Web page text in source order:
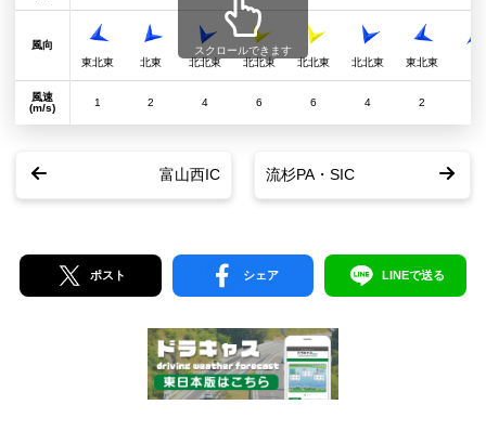
風向
東北東
北東 北北東 北北東 北北東 北北東 東北東
風速
(m/s)
1 2 4 6 6 4 2
スクロールできます
富山西IC 流杉PA・SIC
ポスト シェア LINEで送る